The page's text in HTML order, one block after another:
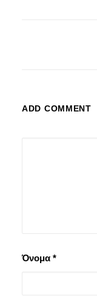
ADD COMMENT
Όνομα *